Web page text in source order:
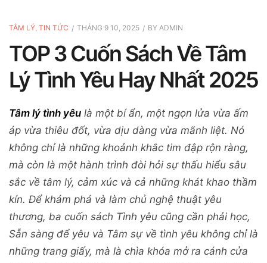
TÂM LÝ, TIN TỨC THÁNG 9 10, 2025 BY ADMIN
TOP 3 Cuốn Sách Về Tâm
Lý Tình Yêu Hay Nhất 2025
Tâm lý tình yêu là một bí ẩn, một ngọn lửa vừa ấm
áp vừa thiêu đốt, vừa dịu dàng vừa mãnh liệt. Nó
không chỉ là những khoảnh khắc tim đập rộn ràng,
mà còn là một hành trình đòi hỏi sự thấu hiểu sâu
sắc về tâm lý, cảm xúc và cả những khát khao thầm
kín. Để khám phá và làm chủ nghệ thuật yêu
thương, ba cuốn sách Tình yêu cũng cần phải học,
Sẵn sàng để yêu và Tâm sự về tình yêu không chỉ là
những trang giấy, mà là chìa khóa mở ra cánh cửa